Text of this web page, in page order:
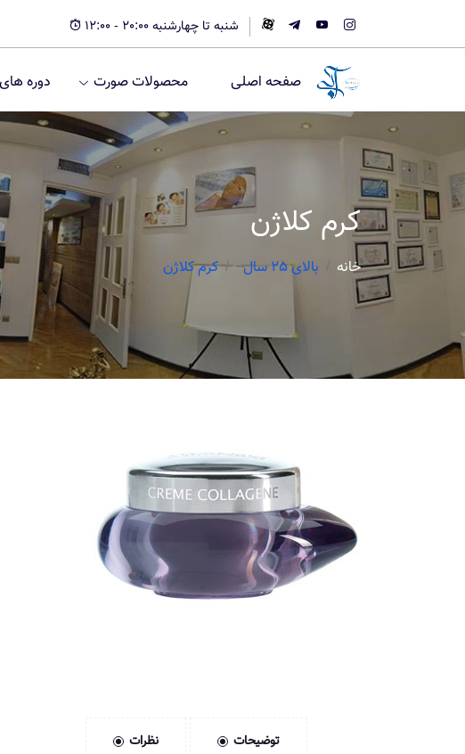
شنبه تا چهارشنبه 20:00 - 12:00
صفحه اصلی محصولات صورت دوره
کرم کلاژن
خانه بالای 25 سال کرم کلاژن
توضیحات نظرات